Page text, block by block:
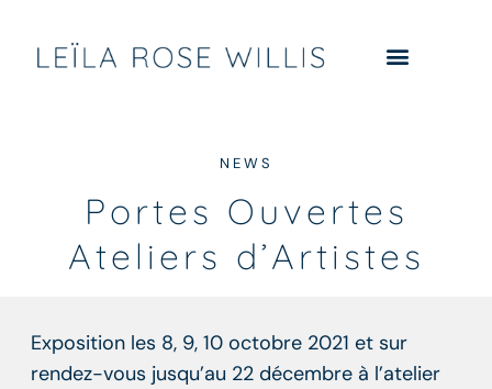
NEWS
Portes Ouvertes
Ateliers d’Artistes
Exposition les 8, 9, 10 octobre 2021 et sur
rendez-vous jusqu’au 22 décembre à l’atelier